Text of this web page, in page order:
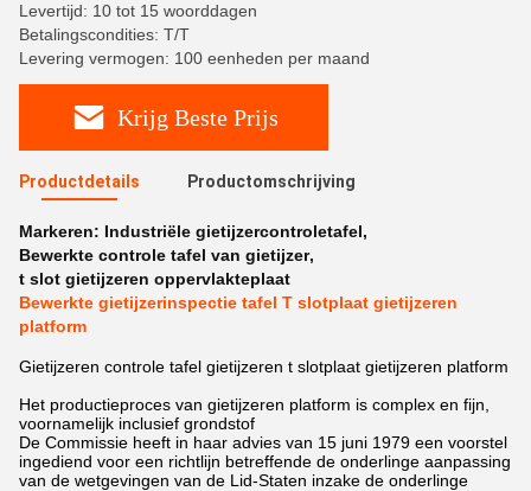
Levertijd: 10 tot 15 woorddagen
Betalingscondities: T/T
Levering vermogen: 100 eenheden per maand
Krijg Beste Prijs
Productdetails Productomschrijving
Markeren: Industriële gietijzercontroletafel,
Bewerkte controle tafel van gietijzer,
t slot gietijzeren oppervlakteplaat
Bewerkte gietijzerinspectie tafel T slotplaat gietijzeren
platform
Gietijzeren controle tafel gietijzeren t slotplaat gietijzeren platform
Het productieproces van gietijzeren platform is complex en fijn,
voornamelijk inclusief grondstof
De Commissie heeft in haar advies van 15 juni 1979 een voorstel
ingediend voor een richtlijn betreffende de onderlinge aanpassing
van de wetgevingen van de Lid-Staten inzake de onderlinge